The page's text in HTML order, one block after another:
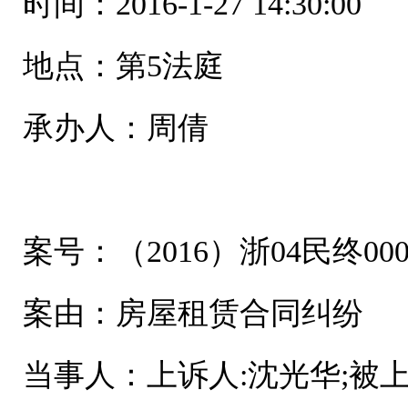
地点：第5法庭
承办人：周倩
案号：（2016）浙04民终
案由：房屋租赁合同纠纷
当事人：上诉人:沈光华;被